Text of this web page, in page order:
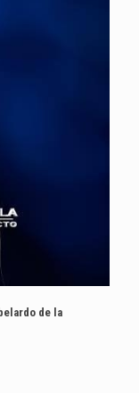
de la